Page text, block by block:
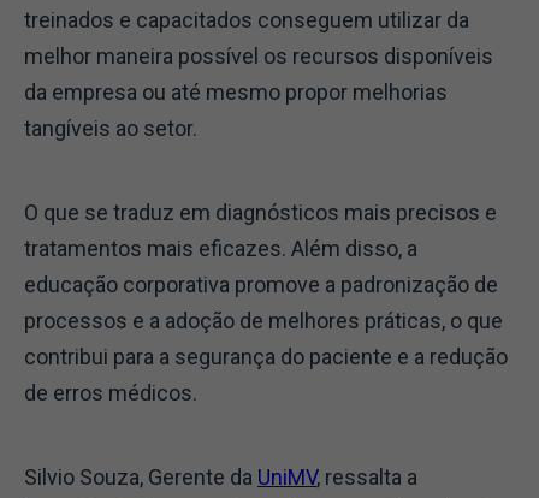
treinados e capacitados conseguem utilizar da
melhor maneira possível os recursos disponíveis
da empresa ou até mesmo propor melhorias
tangíveis ao setor.
O que se traduz em diagnósticos mais precisos e
tratamentos mais eficazes. Além disso, a
educação corporativa promove a padronização de
processos e a adoção de melhores práticas, o que
contribui para a segurança do paciente e a redução
de erros médicos.
Silvio Souza, Gerente da UniMV, ressalta a